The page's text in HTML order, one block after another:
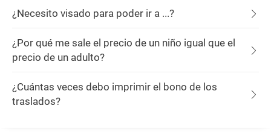
¿Necesito visado para poder ir a ...?
¿Por qué me sale el precio de un niño igual que el
precio de un adulto?
¿Cuántas veces debo imprimir el bono de los
traslados?